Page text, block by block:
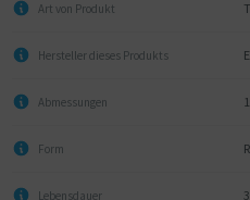
Art von Produkt
Hersteller dieses Produkts
Abmessungen
Form
Lebensdauer